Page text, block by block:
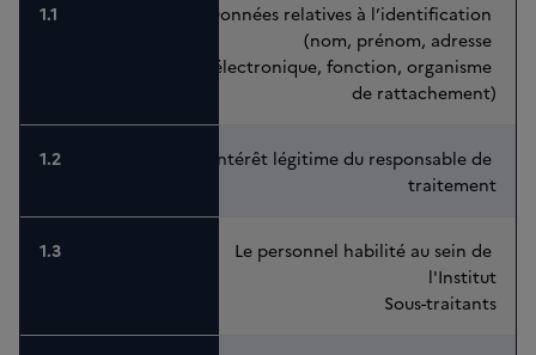
Données relatives à l’identification
(nom, prénom, adresse
électronique, fonction, organisme
de rattachement)
Intérêt légitime du responsable de
traitement
Le personnel habilité au sein de
l'Institut
Sous-traitants